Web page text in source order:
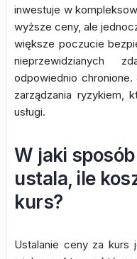
inwestuje w
wyższe ceny, ale
większe poczucie
nieprzewidzianych
odpowiednio
zarządzania ryzykiem,
usługi.
W jaki
ustala, ile
kurs?
Ustalanie ceny za kurs